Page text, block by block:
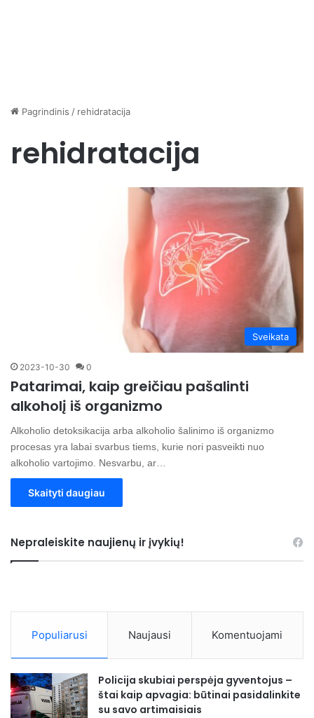
Pagrindinis / rehidratacija
rehidratacija
Sveikata
2023-10-30 0
Patarimai, kaip greičiau pašalinti
alkoholį iš organizmo
Alkoholio detoksikacija arba alkoholio šalinimo iš organizmo
procesas yra labai svarbus tiems, kurie nori pasveikti nuo
alkoholio vartojimo. Nesvarbu, ar…
Skaityti daugiau
Nepraleiskite naujienų ir įvykių!
Populiarusi Naujausi Komentuojami
Policija skubiai perspėja gyventojus –
štai kaip apvagia: būtinai pasidalinkite
su savo artimaisiais